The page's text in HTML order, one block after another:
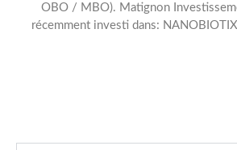
OBO / MBO). Matignon
récemment investi dans: